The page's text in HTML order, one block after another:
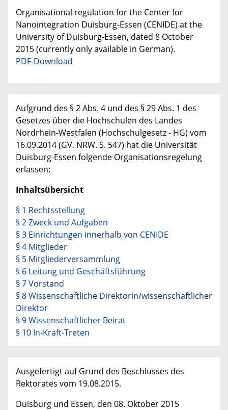
Organisational regulation for the Center for
Nanointegration Duisburg-Essen (CENIDE) at the
University of Duisburg-Essen, dated 8 October
2015 (currently only available in German).
PDF-Download
Aufgrund des § 2 Abs. 4 und des § 29 Abs. 1 des
Gesetzes über die Hochschulen des Landes
Nordrhein-Westfalen (Hochschulgesetz - HG) vom
16.09.2014 (GV. NRW. S. 547) hat die Universität
Duisburg-Essen folgende Organisationsregelung
erlassen:
Inhaltsübersicht
§ 1 Rechtsstellung
§ 2 Zweck und Aufgaben
§ 3 Einrichtungen innerhalb von CENIDE
§ 4 Mitglieder
§ 5 Mitgliederversammlung
§ 6 Leitung und Geschäftsführung
§ 7 Vorstand
§ 8 Wissenschaftliche Direktorin/wissenschaftlicher
Direktor
§ 9 Wissenschaftlicher Beirat
§ 10 In-Kraft-Treten
Ausgefertigt auf Grund des Beschlusses des
Rektorates vom 19.08.2015.
Duisburg und Essen, den 08. Oktober 2015